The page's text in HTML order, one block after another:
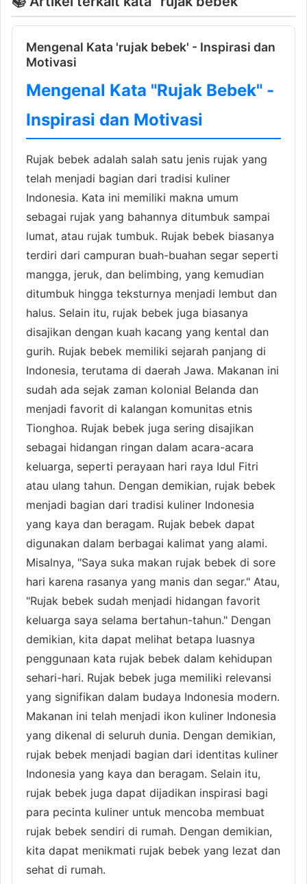
Mengenal Kata 'rujak bebek' - Inspirasi dan
Motivasi
Mengenal Kata "Rujak Bebek" -
Inspirasi dan Motivasi
Rujak bebek adalah salah satu jenis rujak yang
telah menjadi bagian dari tradisi kuliner
Indonesia. Kata ini memiliki makna umum
sebagai rujak yang bahannya ditumbuk sampai
lumat, atau rujak tumbuk. Rujak bebek biasanya
terdiri dari campuran buah-buahan segar seperti
mangga, jeruk, dan belimbing, yang kemudian
ditumbuk hingga teksturnya menjadi lembut dan
halus. Selain itu, rujak bebek juga biasanya
disajikan dengan kuah kacang yang kental dan
gurih. Rujak bebek memiliki sejarah panjang di
Indonesia, terutama di daerah Jawa. Makanan ini
sudah ada sejak zaman kolonial Belanda dan
menjadi favorit di kalangan komunitas etnis
Tionghoa. Rujak bebek juga sering disajikan
sebagai hidangan ringan dalam acara-acara
keluarga, seperti perayaan hari raya Idul Fitri
atau ulang tahun. Dengan demikian, rujak bebek
menjadi bagian dari tradisi kuliner Indonesia
yang kaya dan beragam. Rujak bebek dapat
digunakan dalam berbagai kalimat yang alami.
Misalnya, "Saya suka makan rujak bebek di sore
hari karena rasanya yang manis dan segar." Atau,
"Rujak bebek sudah menjadi hidangan favorit
keluarga saya selama bertahun-tahun." Dengan
demikian, kita dapat melihat betapa luasnya
penggunaan kata rujak bebek dalam kehidupan
sehari-hari. Rujak bebek juga memiliki relevansi
yang signifikan dalam budaya Indonesia modern.
Makanan ini telah menjadi ikon kuliner Indonesia
yang dikenal di seluruh dunia. Dengan demikian,
rujak bebek menjadi bagian dari identitas kuliner
Indonesia yang kaya dan beragam. Selain itu,
rujak bebek juga dapat dijadikan inspirasi bagi
para pecinta kuliner untuk mencoba membuat
rujak bebek sendiri di rumah. Dengan demikian,
kita dapat menikmati rujak bebek yang lezat dan
sehat di rumah.